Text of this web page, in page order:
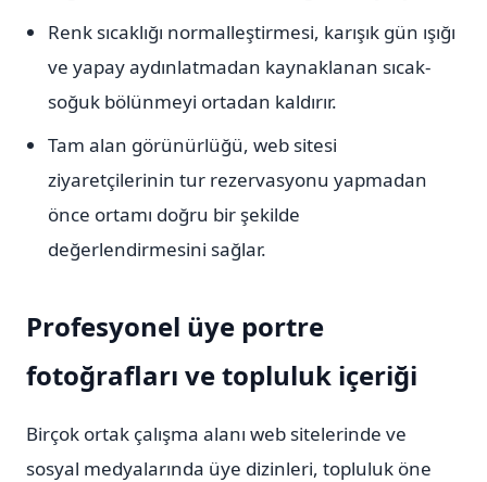
Renk sıcaklığı normalleştirmesi, karışık gün ışığı
ve yapay aydınlatmadan kaynaklanan sıcak-
soğuk bölünmeyi ortadan kaldırır.
Tam alan görünürlüğü, web sitesi
ziyaretçilerinin tur rezervasyonu yapmadan
önce ortamı doğru bir şekilde
değerlendirmesini sağlar.
Profesyonel üye portre
fotoğrafları ve topluluk içeriği
Birçok ortak çalışma alanı web sitelerinde ve
sosyal medyalarında üye dizinleri, topluluk öne